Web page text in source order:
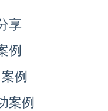
享
例
例
案例